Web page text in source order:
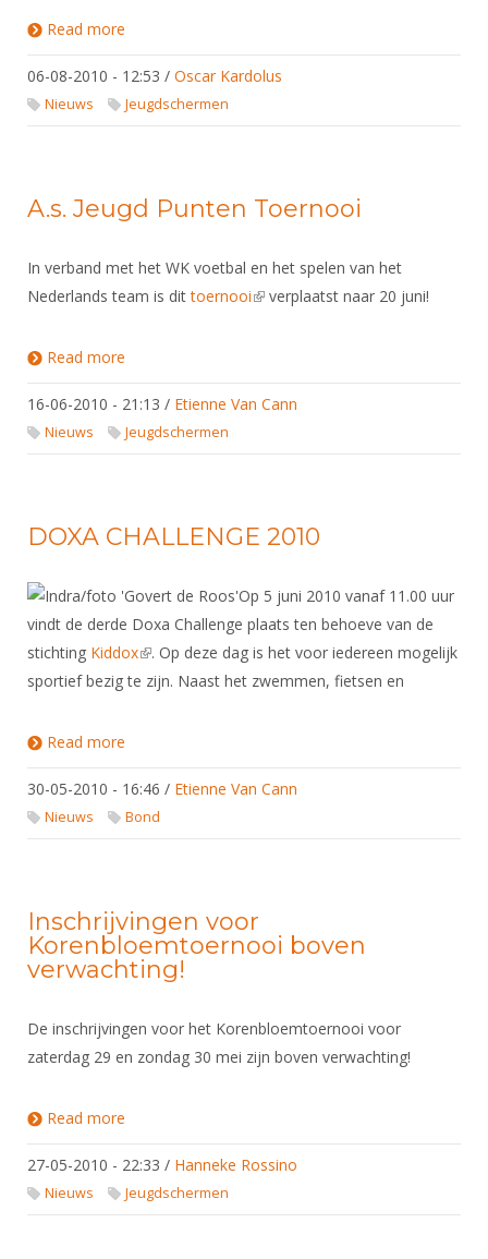
Read more
06-08-2010 - 12:53 / Oscar Kardolus
Nieuws Jeugdschermen
A.s. Jeugd Punten Toernooi
In verband met het WK voetbal en het spelen van het
Nederlands team is dittoernooi(link is external)
verplaatst naar 20 juni!
Read more
16-06-2010 - 21:13 / Etienne Van Cann
Nieuws Jeugdschermen
DOXA CHALLENGE 2010
Op 5 juni 2010 vanaf 11.00 uur
vindt de derde Doxa Challenge plaats ten behoeve van de
stichting Kiddox(link is external)
. Op deze dag is het voor iedereen mogelijk
sportief bezig te zijn. Naast het zwemmen, fietsen en
Read more
30-05-2010 - 16:46 / Etienne Van Cann
Nieuws Bond
Inschrijvingen voor
Korenbloemtoernooi boven
verwachting!
De inschrijvingen voor het Korenbloemtoernooi voor
zaterdag 29 en zondag 30 mei zijn boven verwachting!
Read more
27-05-2010 - 22:33 / Hanneke Rossino
Nieuws Jeugdschermen